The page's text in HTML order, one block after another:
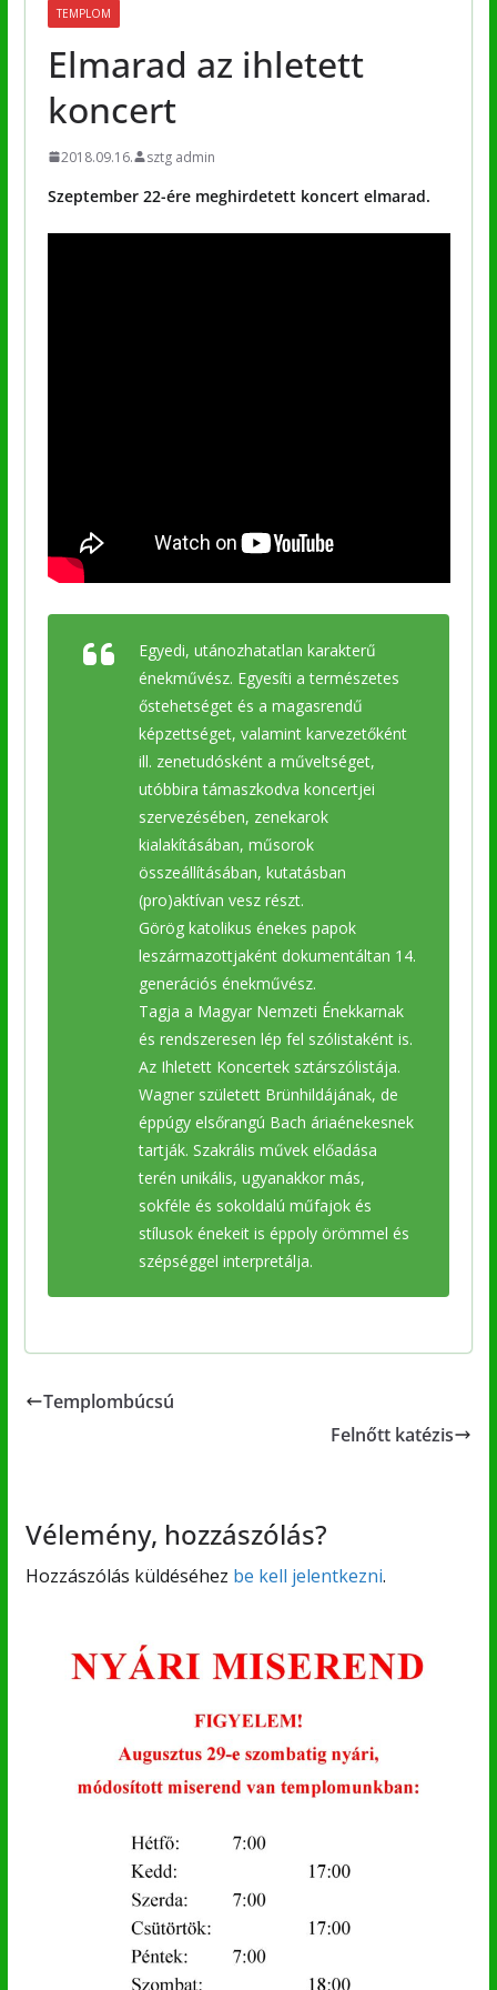
TEMPLOM
Elmarad az ihletett
koncert
2018.09.16. sztg admin
Szeptember 22-ére meghirdetett koncert elmarad.
Egyedi, utánozhatatlan karakterű
énekművész. Egyesíti a természetes
őstehetséget és a magasrendű
képzettséget, valamint karvezetőként
ill. zenetudósként a műveltséget,
utóbbira támaszkodva koncertjei
szervezésében, zenekarok
kialakításában, műsorok
összeállításában, kutatásban
(pro)aktívan vesz részt.
Görög katolikus énekes papok
leszármazottjaként dokumentáltan 14.
generációs énekművész.
Tagja a Magyar Nemzeti Énekkarnak
és rendszeresen lép fel szólistaként is.
Az Ihletett Koncertek sztárszólistája.
Wagner született Brünhildájának, de
éppúgy elsőrangú Bach áriaénekesnek
tartják. Szakrális művek előadása
terén unikális, ugyanakkor más,
sokféle és sokoldalú műfajok és
stílusok énekeit is éppoly örömmel és
szépséggel interpretálja.
Templombúcsú
Felnőtt katézis
Vélemény, hozzászólás?
Hozzászólás küldéséhez be kell jelentkezni.